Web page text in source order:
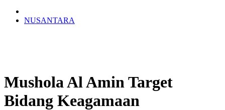
NUSANTARA
Mushola Al Amin Target
Bidang Keagamaan